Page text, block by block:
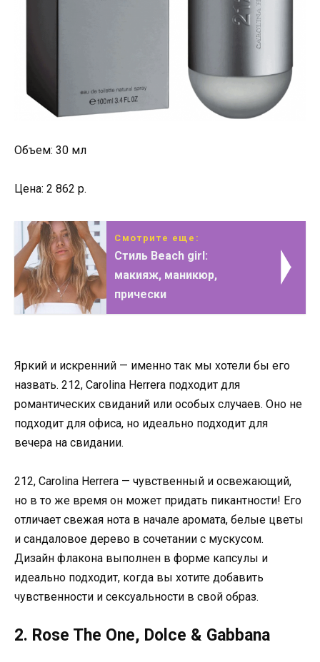
Объем: 30 мл
Цена: 2 862 р.
Смотрите еще:
Стиль Beach girl:
макияж, маникюр,
прически
Яркий и искренний — именно так мы хотели бы его
назвать. 212, Carolina Herrera подходит для
романтических свиданий или особых случаев. Оно не
подходит для офиса, но идеально подходит для
вечера на свидании.
212, Carolina Herrera — чувственный и освежающий,
но в то же время он может придать пикантности! Его
отличает свежая нота в начале аромата, белые цветы
и сандаловое дерево в сочетании с мускусом.
Дизайн флакона выполнен в форме капсулы и
идеально подходит, когда вы хотите добавить
чувственности и сексуальности в свой образ.
2. Rose The One, Dolce & Gabbana